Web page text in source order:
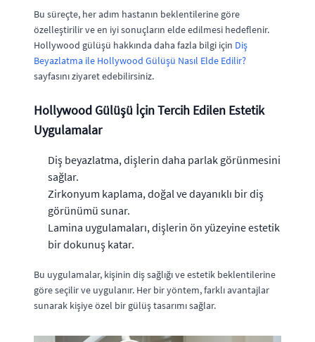
Bu süreçte, her adım hastanın beklentilerine göre
özelleştirilir ve en iyi sonuçların elde edilmesi hedeflenir.
Hollywood gülüşü hakkında daha fazla bilgi için Diş
Beyazlatma ile Hollywood Gülüşü Nasıl Elde Edilir?
sayfasını ziyaret edebilirsiniz.
Hollywood Gülüşü İçin Tercih Edilen Estetik
Uygulamalar
Diş beyazlatma, dişlerin daha parlak görünmesini
sağlar.
Zirkonyum kaplama, doğal ve dayanıklı bir diş
görünümü sunar.
Lamina uygulamaları, dişlerin ön yüzeyine estetik
bir dokunuş katar.
Bu uygulamalar, kişinin diş sağlığı ve estetik beklentilerine
göre seçilir ve uygulanır. Her bir yöntem, farklı avantajlar
sunarak kişiye özel bir gülüş tasarımı sağlar.